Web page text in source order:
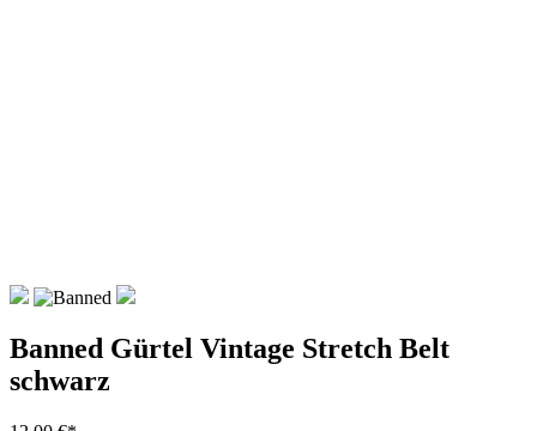
Banned Gürtel Vintage Stretch Belt
schwarz